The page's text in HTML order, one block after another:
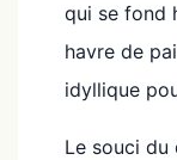
qui se fond
havre de
idyllique
Le souci du